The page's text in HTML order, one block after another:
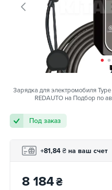
Зарядка для электромобиля
REDAUTO на Подбор по
Под заказ
+81,84 ₴ на ваш счет
8 184₴